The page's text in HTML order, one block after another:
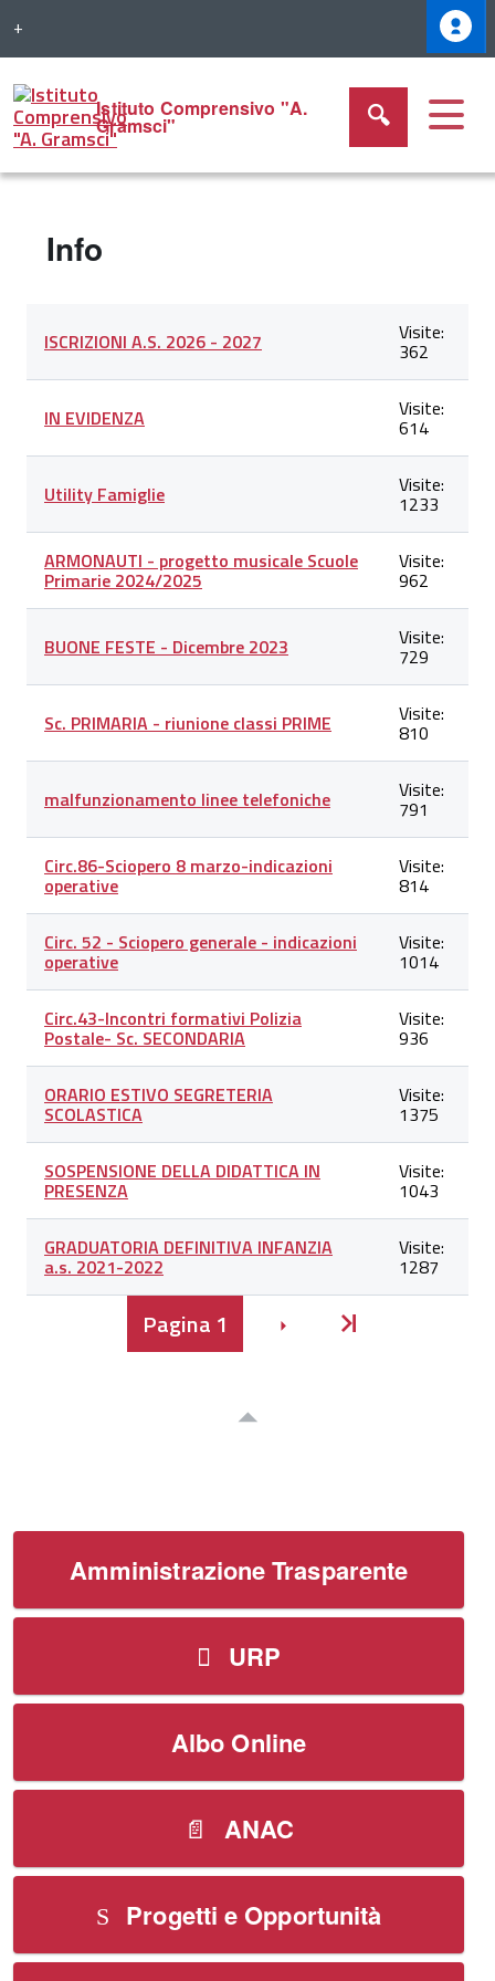
+
Istituto Comprensivo "A.
Gramsci"
Info
degli
articoli
nella
Info
Titolo Visite
ISCRIZIONI A.S. 2026 - 2027 Visite:
362
IN EVIDENZA Visite:
614
Utility Famiglie Visite:
1233
ARMONAUTI - progetto musicale Scuole
Primarie 2024/2025
Visite:
962
BUONE FESTE - Dicembre 2023 Visite:
729
Sc. PRIMARIA - riunione classi PRIME Visite:
810
malfunzionamento linee telefoniche Visite:
791
Circ.86-Sciopero 8 marzo-indicazioni
operative
Visite:
814
Circ. 52 - Sciopero generale - indicazioni
operative
Visite:
1014
Circ.43-Incontri formativi Polizia
Postale- Sc. SECONDARIA
Visite:
936
ORARIO ESTIVO SEGRETERIA
SCOLASTICA
Visite:
1375
SOSPENSIONE DELLA DIDATTICA IN
PRESENZA
Visite:
1043
GRADUATORIA DEFINITIVA INFANZIA
a.s. 2021-2022
Visite:
1287
Pagina 1 Avanti
Amministrazione Trasparente
URP
Albo Online
ANAC
Progetti e Opportunità